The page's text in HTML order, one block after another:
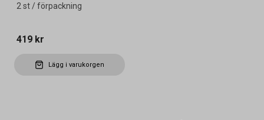
2 st / förpackning
419 kr
Lägg i varukorgen